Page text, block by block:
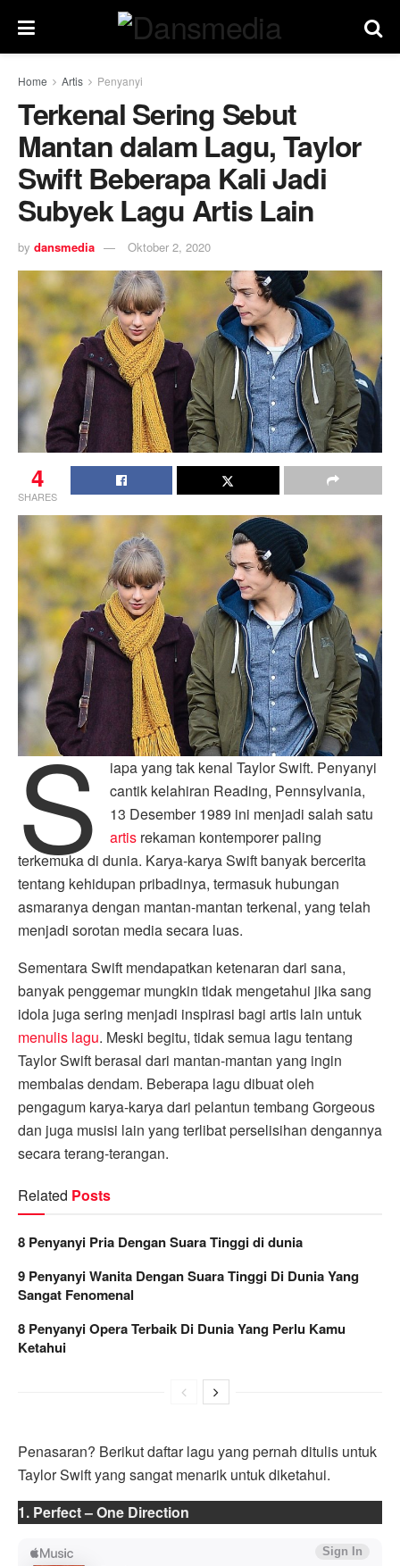
Home Artis Penyanyi
Terkenal Sering Sebut
Mantan dalam Lagu, Taylor
Swift Beberapa Kali Jadi
Subyek Lagu Artis Lain
by dansmedia Oktober 2, 2020
4
SHARES
S
iapa yang tak kenal Taylor Swift. Penyanyi
cantik kelahiran Reading, Pennsylvania,
13 Desember 1989 ini menjadi salah satu
artis rekaman kontemporer paling
terkemuka di dunia. Karya-karya Swift banyak bercerita
tentang kehidupan pribadinya, termasuk hubungan
asmaranya dengan mantan-mantan terkenal, yang telah
menjadi sorotan media secara luas.
Sementara Swift mendapatkan ketenaran dari sana,
banyak penggemar mungkin tidak mengetahui jika sang
idola juga sering menjadi inspirasi bagi artis lain untuk
menulis lagu. Meski begitu, tidak semua lagu tentang
Taylor Swift berasal dari mantan-mantan yang ingin
membalas dendam. Beberapa lagu dibuat oleh
pengagum karya-karya dari pelantun tembang Gorgeous
dan juga musisi lain yang terlibat perselisihan dengannya
secara terang-terangan.
Related Posts
8 Penyanyi Pria Dengan Suara Tinggi di dunia
9 Penyanyi Wanita Dengan Suara Tinggi Di Dunia Yang
Sangat Fenomenal
8 Penyanyi Opera Terbaik Di Dunia Yang Perlu Kamu
Ketahui
Penasaran? Berikut daftar lagu yang pernah ditulis untuk
Taylor Swift yang sangat menarik untuk diketahui.
1. Perfect – One Direction